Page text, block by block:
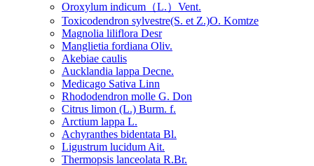
Oroxylum indicum（L.）Vent.
Toxicodendron sylvestre(S. et Z.)O. Komtze
Magnolia liliflora Desr
Manglietia fordiana Oliv.
Akebiae caulis
Aucklandia lappa Decne.
Medicago Sativa Linn
Rhododendron molle G. Don
Citrus limon (L.) Burm. f.
Arctium lappa L.
Achyranthes bidentata Bl.
Ligustrum lucidum Ait.
Thermopsis lanceolata R.Br.